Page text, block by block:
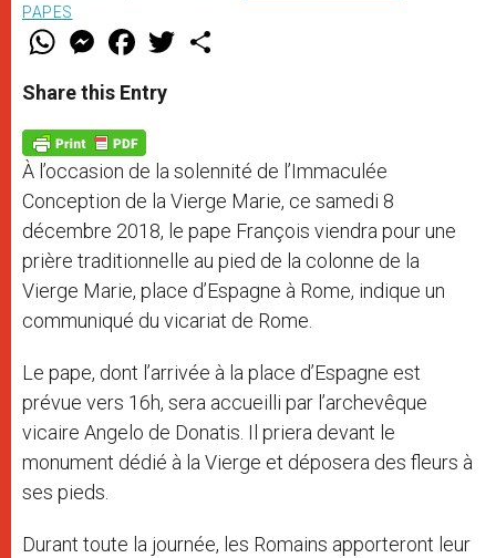
PAPES
W
t
s
p
p
M
e
s
e
g
e
r
F
a
e
b
o
k
w
Share this Entry
À l’occasion de la solennité de l’Immaculée
Conception de la Vierge Marie, ce samedi 8
décembre 2018, le pape François viendra pour une
prière traditionnelle au pied de la colonne de la
Vierge Marie, place d’Espagne à Rome, indique un
communiqué du vicariat de Rome.
Le pape, dont l’arrivée à la place d’Espagne est
prévue vers 16h, sera accueilli par l’archevêque
vicaire Angelo de Donatis. Il priera devant le
monument dédié à la Vierge et déposera des fleurs à
ses pieds.
Durant toute la journée, les Romains apporteront leur